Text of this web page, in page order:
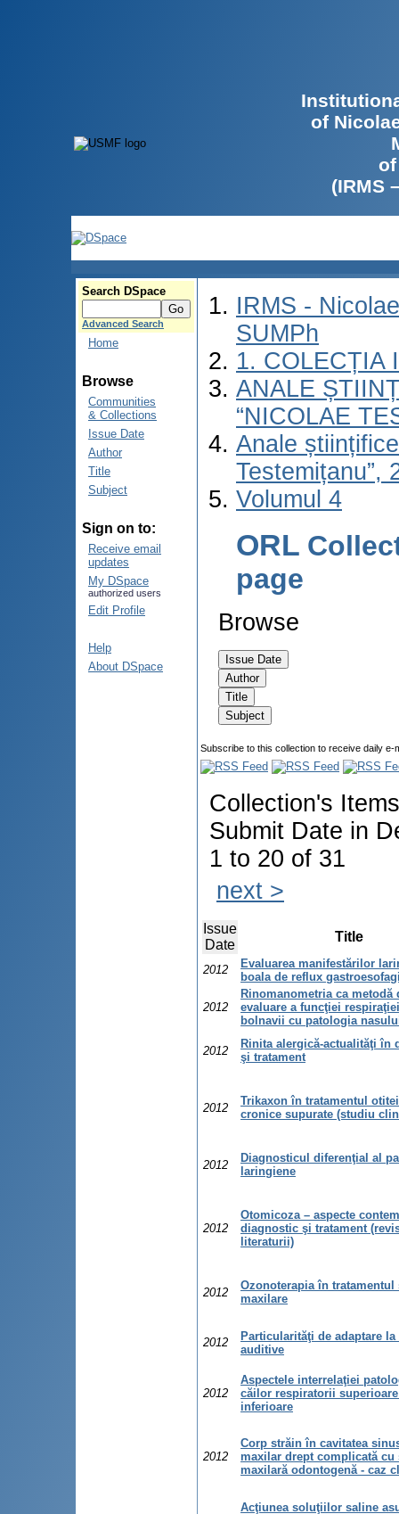
of
(IRMS
Search DSpace
Advanced Search
Home
Browse
Communities
& Collections
Issue Date
Author
Title
Subject
Sign on to:
Receive email
updates
My DSpace
authorized users
Edit Profile
Help
About DSpace
IRMS -
SUMPh
1. COLECȚIA
ANALE
“NICOLAE
Anale
Testemițanu”,
Volumul 4
ORL
page
Browse
Subscribe to this collection to receive daily
Collection's
Submit Date in
1 to 20 of 31
next >
Issue
Date
Title
2012
Evaluarea manifestărilor
boala de reflux
2012
Rinomanometria ca metodă
evaluare a funcţiei
bolnavii cu patologia
2012
Rinita alergică-actualităţi în
şi tratament
2012
Trikaxon în tratamentul
cronice supurate (studiu
2012
Diagnosticul diferenţial al
laringiene
2012
Otomicoza – aspecte
diagnostic şi tratament
literaturii)
2012
Ozonoterapia în
maxilare
2012
Particularităţi de adaptare la
auditive
2012
Aspectele interrelaţiei
căilor respiratorii
inferioare
2012
Corp străin în cavitatea
maxilar drept complicată cu
maxilară odontogenă - caz
Acţiunea soluţiilor saline